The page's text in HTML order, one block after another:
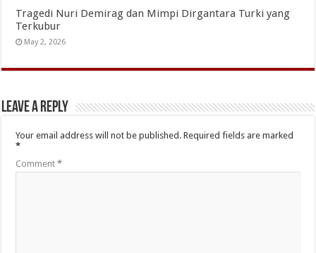
Tragedi Nuri Demirag dan Mimpi Dirgantara Turki yang
Terkubur
May 2, 2026
Leave a Reply
Your email address will not be published. Required fields are marked
*
Comment*